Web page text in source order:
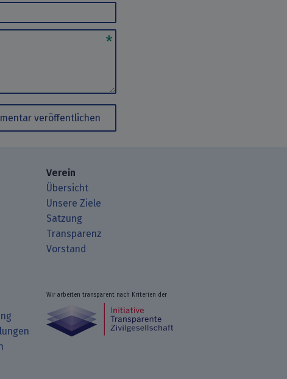
veröffentlichen
Verein
Übersicht
Unsere Ziele
Satzung
Transparenz
Vorstand
Wir arbeiten transparent nach Kriterien der